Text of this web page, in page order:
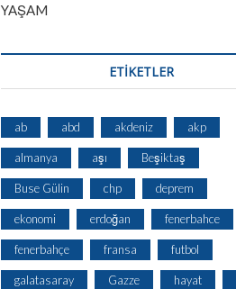
YAŞAM
ETİKETLER
ab abd akdeniz akp
almanya aşı Beşiktaş
Buse Gülin chp deprem
ekonomi erdoğan fenerbahce
fenerbahçe fransa futbol
galatasaray Gazze hayat